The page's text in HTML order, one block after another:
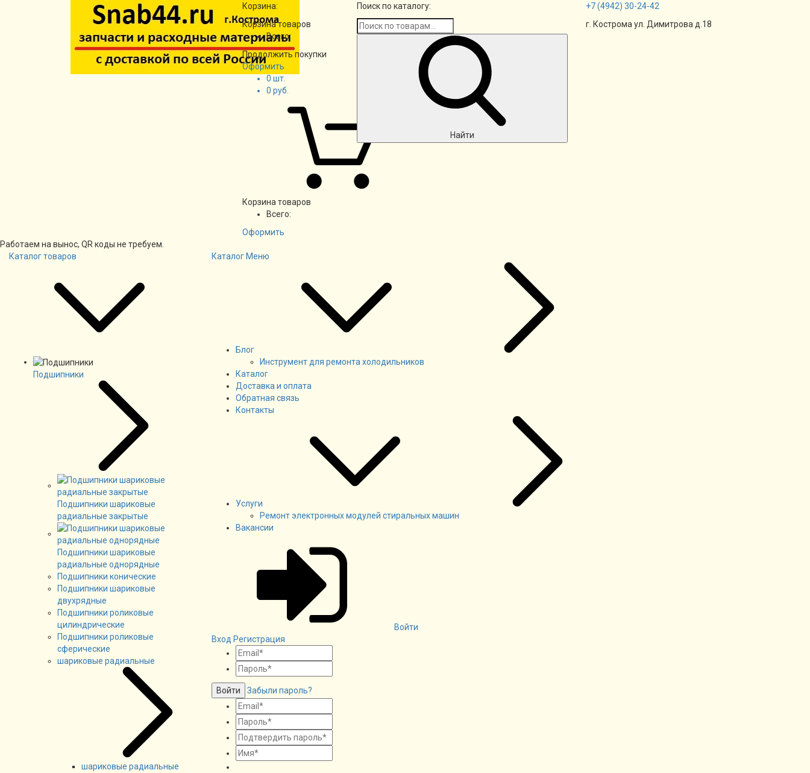
Корзина:
Корзина товаров
Всего:
Продолжить покупки
Оформить
0 шт.
0 руб.
Корзина товаров
Всего:
Оформить
Поиск по каталогу:
Найти
+7(4942) 30-24-42
г. Кострома ул. Димитрова д.18
Работаем на вынос, QR коды не требуем.
Каталог товаров
Подшипники
Подшипники шариковые
радиальные закрытые
Подшипники шариковые
радиальные однорядные
Подшипники конические
Подшипники шариковые
двухрядные
Подшипники роликовые
цилиндрические
Подшипники роликовые
сферические
шариковые радиальные
шариковые радиальные
Каталог Меню
Блог
Инструмент для ремонта холодильников
Каталог
Доставка и оплата
Обратная связь
Контакты
Услуги
Ремонт электронных модулей стиральных машин
Вакансии
Войти
Вход Регистрация
Войти Забыли пароль?